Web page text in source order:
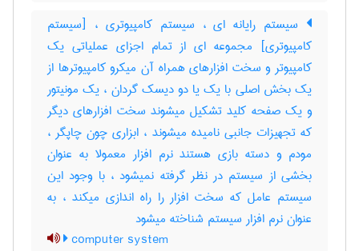
سیستم رایانه ای ، سیستم کامپیوتری ، [سیستم
کامپیوتری] مجموعه ای از تمام اجزای عملیاتی یک
کامپیوتر و سخت افزارهای همراه آن میکرو کامپیوترها از
یک بخش اصلی با یک یا دو دیسک گردان ، یک مونیتور
و یک صفحه کلید تشکیل میشوند سخت افزارهای دیگر
که تجهیزات جانبی نامیده میشوند ، ابزاری چون چاپگر ،
مودم و دسته بازی هستند نرم افزار معمولا به عنوان
بخشی از سیستم در نظر گرفته نمیشود ، با وجود این
سیستم عامل که سخت افزار را راه اندازی میکند ، به
عنوان نرم افزار سیستم شناخته میشود
computer system